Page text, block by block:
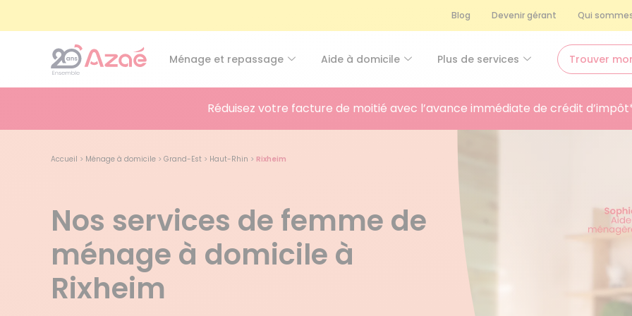
Blog Devenir gérant Qui
Ménage et repassage Aide à domicile Plus de services Trouver
Réduisez votre facture de moitié avec l’avance immédiate de crédit
Accueil > Ménage à domicile > Grand-Est > Haut-Rhin > Rixheim
Nos services de femme de
ménage à domicile à
Rixheim